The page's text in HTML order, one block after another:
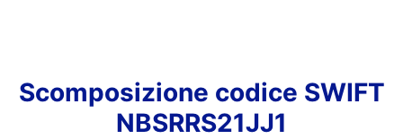
Scomposizione codice SWIFT
NBSRRS21JJ1